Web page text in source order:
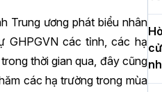
Trung ương phát biểu nhân
GHPGVN các tỉnh, các hạ
thời gian qua, đây cũng
các hạ trường trong mùa